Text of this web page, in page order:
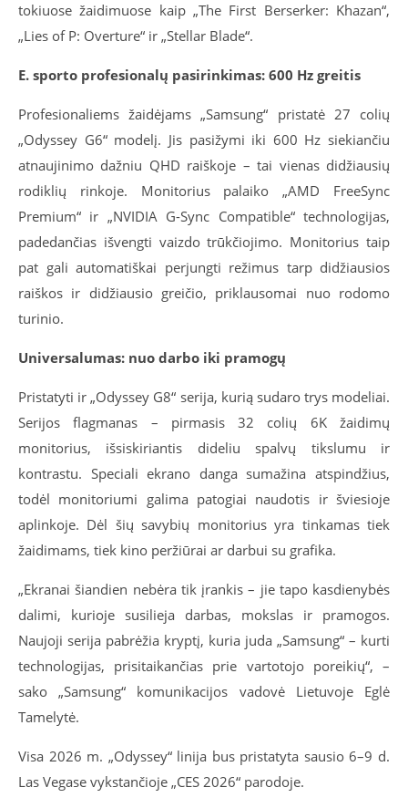
tokiuose žaidimuose kaip „The First Berserker: Khazan“,
„Lies of P: Overture“ ir „Stellar Blade“.
E. sporto profesionalų pasirinkimas: 600 Hz greitis
Profesionaliems žaidėjams „Samsung“ pristatė 27 colių
„Odyssey G6“ modelį. Jis pasižymi iki 600 Hz siekiančiu
atnaujinimo dažniu QHD raiškoje – tai vienas didžiausių
rodiklių rinkoje. Monitorius palaiko „AMD FreeSync
Premium“ ir „NVIDIA G-Sync Compatible“ technologijas,
padedančias išvengti vaizdo trūkčiojimo. Monitorius taip
pat gali automatiškai perjungti režimus tarp didžiausios
raiškos ir didžiausio greičio, priklausomai nuo rodomo
turinio.
Universalumas: nuo darbo iki pramogų
Pristatyti ir „Odyssey G8“ serija, kurią sudaro trys modeliai.
Serijos flagmanas – pirmasis 32 colių 6K žaidimų
monitorius, išsiskiriantis dideliu spalvų tikslumu ir
kontrastu. Speciali ekrano danga sumažina atspindžius,
todėl monitoriumi galima patogiai naudotis ir šviesioje
aplinkoje. Dėl šių savybių monitorius yra tinkamas tiek
žaidimams, tiek kino peržiūrai ar darbui su grafika.
„Ekranai šiandien nebėra tik įrankis – jie tapo kasdienybės
dalimi, kurioje susilieja darbas, mokslas ir pramogos.
Naujoji serija pabrėžia kryptį, kuria juda „Samsung“ – kurti
technologijas, prisitaikančias prie vartotojo poreikių“, –
sako „Samsung“ komunikacijos vadovė Lietuvoje Eglė
Tamelytė.
Visa 2026 m. „Odyssey“ linija bus pristatyta sausio 6–9 d.
Las Vegase vykstančioje „CES 2026“ parodoje.